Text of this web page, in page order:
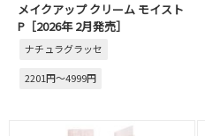
メイクアップ クリーム モイスト
P［2026年 2月発売］
ナチュラグラッセ
2201円～4999円